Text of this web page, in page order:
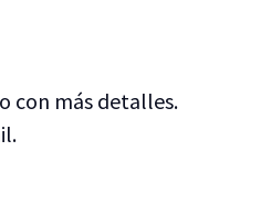
con más detalles.